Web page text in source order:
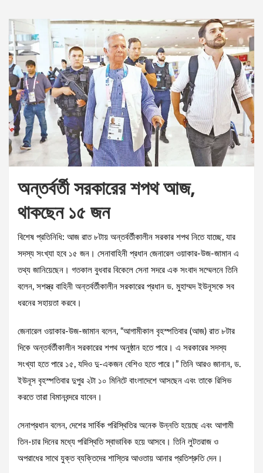
অন্তর্বর্তী সরকারের শপথ আজ,
থাকছেন ১৫ জন
বিশেষ প্রতিনিধি: আজ রাত ৮টায় অন্তর্বর্তীকালীন সরকার শপথ নিতে যাচ্ছে, যার
সদস্য সংখ্যা হবে ১৫ জন। সেনাবাহিনী প্রধান জেনারেল ওয়াকার-উজ-জামান এ
তথ্য জানিয়েছেন। গতকাল বুধবার বিকেলে সেনা সদরে এক সংবাদ সম্মেলনে তিনি
বলেন, সশস্ত্র বাহিনী অন্তর্বর্তীকালীন সরকারের প্রধান ড. মুহাম্মদ ইউনূসকে সব
ধরনের সহায়তা করবে।
জেনারেল ওয়াকার-উজ-জামান বলেন, “আগামীকাল বৃহস্পতিবার (আজ) রাত ৮টার
দিকে অন্তর্বর্তীকালীন সরকারের শপথ অনুষ্ঠান হতে পারে। এ সরকারের সদস্য
সংখ্যা হতে পারে ১৫, যদিও দু-একজন বেশিও হতে পারে।” তিনি আরও জানান, ড.
ইউনূস বৃহস্পতিবার দুপুর ২টা ১০ মিনিটে বাংলাদেশে আসছেন এবং তাকে রিসিভ
করতে তারা বিমানবন্দরে যাবেন।
সেনাপ্রধান বলেন, দেশের সার্বিক পরিস্থিতির অনেক উন্নতি হয়েছে এবং আগামী
তিন-চার দিনের মধ্যে পরিস্থিতি স্বাভাবিক হয়ে আসবে। তিনি লুটতরাজ ও
অপরাধের সাথে যুক্ত ব্যক্তিদের শাস্তির আওতায় আনার প্রতিশ্রুতি দেন।